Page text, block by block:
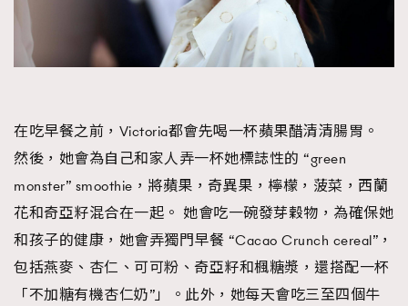
在吃早餐之前，Victoria都會先喝一杯蘋果醋清清腸胃。
然後，她會為自己和家人弄一杯她標誌性的 “green
monster” smoothie，將蘋果，奇異果，檸檬，菠菜，西蘭
花和奇亞籽混合在一起。 她會吃一碗發芽穀物，為確保她
和孩子的健康，她會弄獨門早餐 “Cacao Crunch cereal”，
包括燕麥、杏仁、可可粉、奇亞籽和楓糖漿，還搭配一杯
「不加糖有機杏仁奶”」。此外，她每天會吃三至四個牛